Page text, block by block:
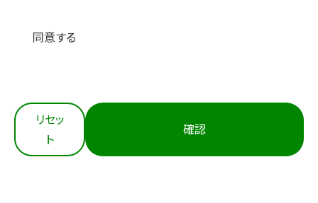
3. 適切な取得
4. 内容の正確性の確保
当センターは、利用目的の達成に必要な範囲におい
て、個人情報を正確かつ最新の内容に保つよう努めま
同意する
リセッ
ト
確認